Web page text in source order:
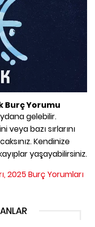
Burç Yorumu
gelebilir.
bazı sırlarını
Kendinize
yaşayabilirsiniz.
2025 Burç Yorumları